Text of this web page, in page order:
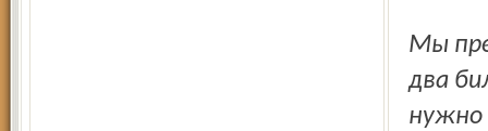
Мы предлагаем читателям «Северного края» выиграть
два
нужно